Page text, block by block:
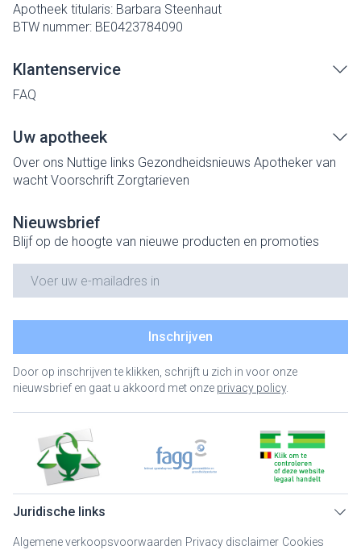
Apotheek titularis: Barbara Steenhaut
BTW nummer: BE0423784090
Klantenservice
FAQ
Uw apotheek
Over ons Nuttige links Gezondheidsnieuws Apotheker van
wacht Voorschrift Zorgtarieven
Nieuwsbrief
Blijf op de hoogte van nieuwe producten en promoties
Inschrijven
Door op inschrijven te klikken, schrijft u zich in voor onze
nieuwsbrief en gaat u akkoord met onze privacy policy.
Juridische links
Algemene verkoopsvoorwaarden Privacy disclaimer Cookies